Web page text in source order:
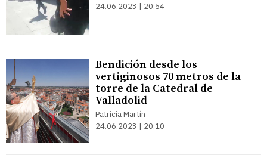
24.06.2023 | 20:54
Bendición desde los
vertiginosos 70 metros de la
torre de la Catedral de
Valladolid
Patricia Martín
24.06.2023 | 20:10